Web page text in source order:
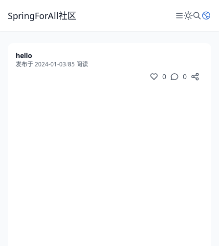
SpringForAll社区
hello
发布于 2024-01-03/85 阅读
0 0